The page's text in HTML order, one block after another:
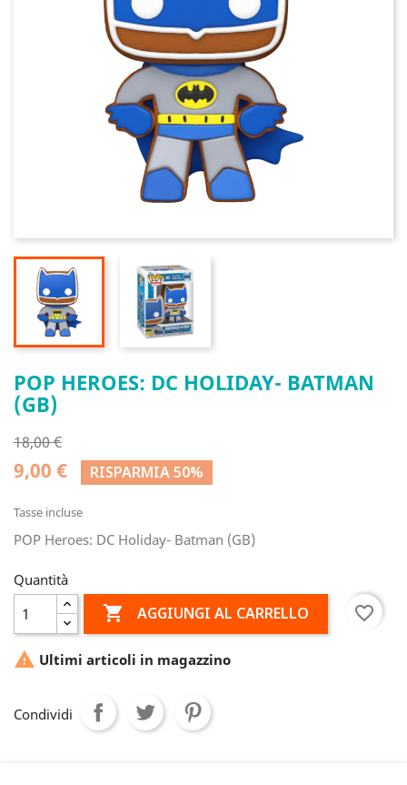
POP HEROES: DC HOLIDAY- BATMAN
(GB)
18,00 €
9,00 € RISPARMIA 50%
Tasse incluse
POP Heroes: DC Holiday- Batman (GB)
Quantità
 AGGIUNGI AL CARRELLO favorite_border
 Ultimi articoli in magazzino
Condividi